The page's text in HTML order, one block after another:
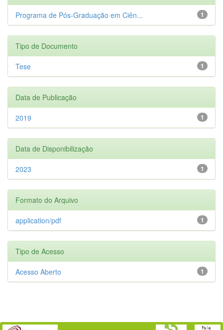
1
Programa de Pós-Graduação em Ciên...
Tipo de Documento
1
Tese
Data de Publicação
1
2019
Data de Disponibilização
1
2023
Formato do Arquivo
1
application/pdf
Tipo de Acesso
1
Acesso Aberto